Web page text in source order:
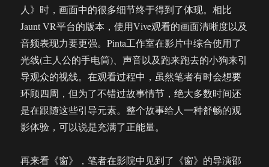
人》时，画面中的很多细节终于得到了体现。相比
Jaunt VR平台的版本，使用Vive观看的画面清晰度以及
音频表现力要更强。Pinta工作室在影片中综合使用了
光线(主人公的手电筒)、声音以及跑来跑去的小狗来引
导观众的视线。在观看过程中，虽然笔者有时会想要
环顾四周，但为了不错过故事情节，绝大多数时间还
是在跟随这些引导元素。整个故事给人一种舒畅的观
影体验，可以说是充满了正能量。
再来看《窗》，笔者在影院中见到了《窗》的导演邵